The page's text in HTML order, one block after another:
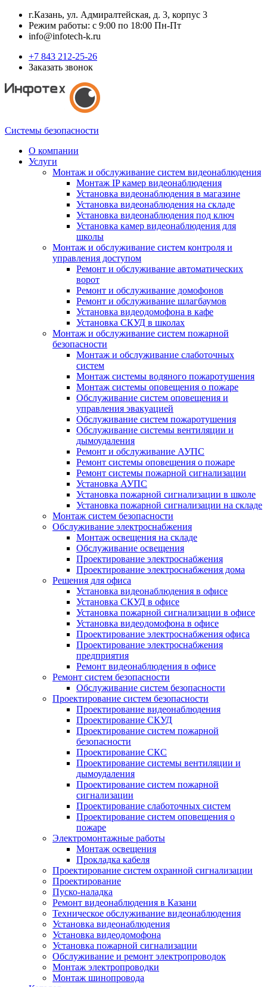
г.Казань, ул. Адмиралтейская, д. 3, корпус 3
Режим работы: с 9:00 по 18:00 Пн-Пт
info@infotech-k.ru
+7 843 212-25-26
Заказать звонок
Системы безопасности
О компании
Услуги
Монтаж и обслуживание систем видеонаблюдения
Монтаж IP камер видеонаблюдения
Установка видеонаблюдения в магазине
Установка видеонаблюдения на складе
Установка видеонаблюдения под ключ
Установка камер видеонаблюдения для
школы
Монтаж и обслуживание систем контроля и
управления доступом
Ремонт и обслуживание автоматических
ворот
Ремонт и обслуживание домофонов
Ремонт и обслуживание шлагбаумов
Установка видеодомофона в кафе
Установка СКУД в школах
Монтаж и обслуживание систем пожарной
безопасности
Монтаж и обслуживание слаботочных
систем
Монтаж системы водяного пожаротушения
Монтаж системы оповещения о пожаре
Обслуживание систем оповещения и
управления эвакуацией
Обслуживание систем пожаротушения
Обслуживание системы вентиляции и
дымоудаления
Ремонт и обслуживание АУПС
Ремонт системы оповещения о пожаре
Ремонт системы пожарной сигнализации
Установка АУПС
Установка пожарной сигнализации в школе
Установка пожарной сигнализации на складе
Монтаж систем безопасности
Обслуживание электроснабжения
Монтаж освещения на складе
Обслуживание освещения
Проектирование электроснабжения
Проектирование электроснабжения дома
Решения для офиса
Установка видеонаблюдения в офисе
Установка СКУД в офисе
Установка пожарной сигнализации в офисе
Установка видеодомофона в офисе
Проектирование электроснабжения офиса
Проектирование электроснабжения
предприятия
Ремонт видеонаблюдения в офисе
Ремонт систем безопасности
Обслуживание систем безопасности
Проектирование систем безопасности
Проектирование видеонаблюдения
Проектирование СКУД
Проектирование систем пожарной
безопасности
Проектирование СКС
Проектирование системы вентиляции и
дымоудаления
Проектирование систем пожарной
сигнализации
Проектирование слаботочных систем
Проектирование систем оповещения о
пожаре
Электромонтажные работы
Монтаж освещения
Прокладка кабеля
Проектирование систем охранной сигнализации
Проектирование
Пуско-наладка
Ремонт видеонаблюдения в Казани
Техническое обслуживание видеонаблюдения
Установка видеонаблюдения
Установка видеодомофона
Установка пожарной сигнализации
Обслуживание и ремонт электропроводок
Монтаж электропроводки
Монтаж шинопровода